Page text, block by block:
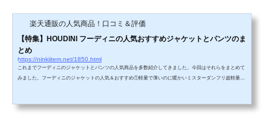
楽天通販の人気商品！口コミ＆評価
【特集】HOUDINI フーディニの人気おすすめジャケットとパンツのま
とめ
https://ninkiitem.net/1850.html
これまでフーディニのジャケットとパンツの人気商品を多数紹介してきました。今回はそれらをまとめて
みました。フーディニのジャケットの人気＆おすすめ①軽量で薄いのに暖かいミスターダンフリ超軽量な
ス生地で動きやすいです。インナーでもアウターでも使える優秀なジャケットです。③クライミング時に